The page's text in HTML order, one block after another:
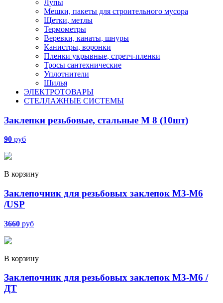
Лупы
Мешки, пакеты для строительного мусора
Щетки, метлы
Термометры
Веревки, канаты, шнуры
Канистры, воронки
Пленки укрывные, стретч-пленки
Тросы сантехнические
Уплотнители
Шилья
ЭЛЕКТРОТОВАРЫ
СТЕЛЛАЖНЫЕ СИСТЕМЫ
Заклепки резьбовые, стальные М 8 (10шт)
90 руб
В корзину
Заклепочник для резьбовых заклепок М3-М6
/USP
3660 руб
В корзину
Заклепочник для резьбовых заклепок М3-М6 /
ДТ